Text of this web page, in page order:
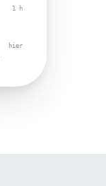
1 h
hier